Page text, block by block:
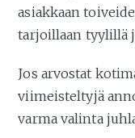
asiakkaan
tarjoillaan tyylillä
Jos arvostat
viimeisteltyjä
varma valinta